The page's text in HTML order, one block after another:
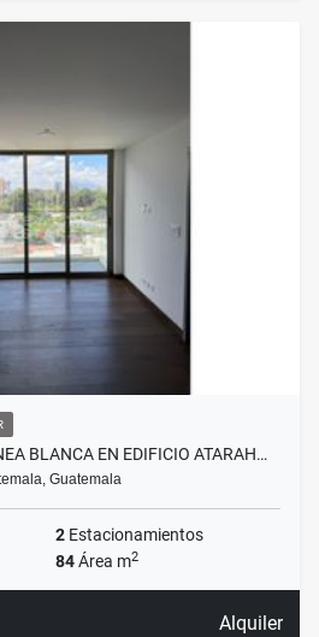
BLANCA EN EDIFICIO ATARAH…
Guatemala
2 Estacionamientos
84Área m2
Alquiler